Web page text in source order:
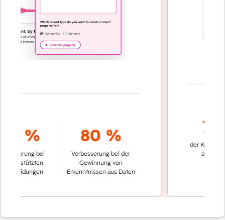
bei
80 %
Verbesserung bei der
Gewinnung von
Erkenntnissen aus Daten
70
der
automatisch